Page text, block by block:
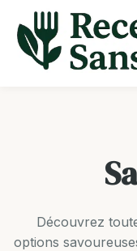
contenu
Découvrez
options